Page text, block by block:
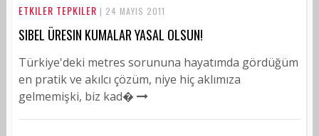
ETKILER TEPKILER | 24 MAYIS 2011
SIBEL ÜRESIN KUMALAR YASAL OLSUN!
Türkiye'deki metres sorununa hayatımda gördüğüm
en pratik ve akılcı çözüm, niye hiç aklımıza
gelmemişki, biz kad�